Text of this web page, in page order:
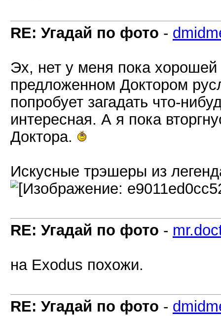
RE: Угадай по фото -
Эх, нет у меня пока
предложенном Доктором
попробует загадать что-
интересная. А я пока
Доктора.
Искусные трэшеры из
RE: Угадай по фото -
на Exodus похожи.
RE: Угадай по фото -